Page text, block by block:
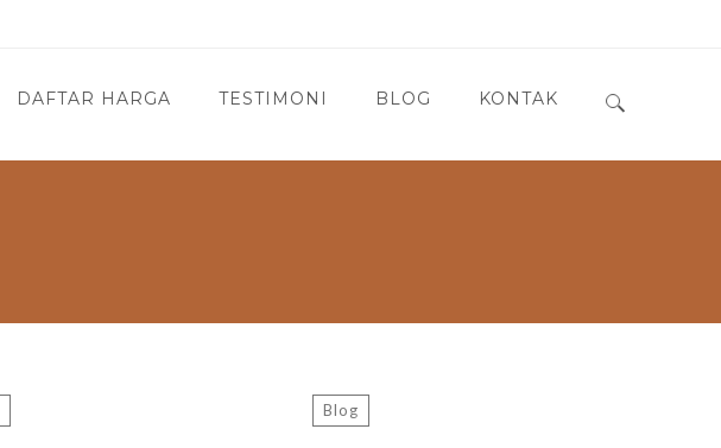
DAFTAR HARGA TESTIMONI BLOG KONTAK
Blog